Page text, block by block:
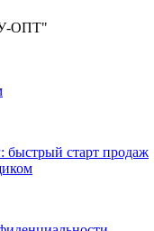
ОПТ"
старт продаж